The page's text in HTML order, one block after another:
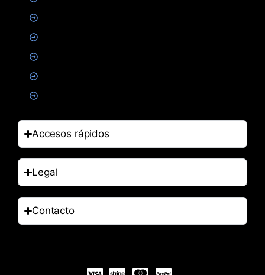
Accesos rápidos
Legal
Contacto